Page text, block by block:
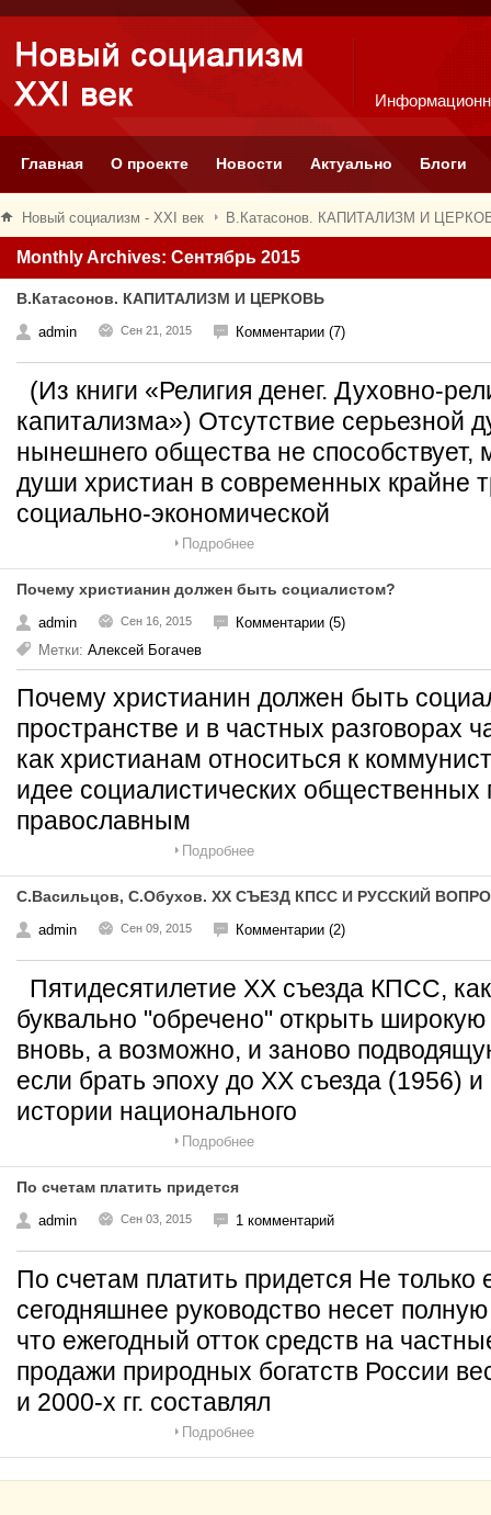
Главная О проекте Новости Актуально Блоги
Новый социализм - XXI век В.Катасонов. КАПИТАЛИЗМ И
Monthly Archives: Сентябрь 2015
В.Катасонов. КАПИТАЛИЗМ И ЦЕРКОВЬ
admin Сен 21, 2015 Комментарии (7)
(Из книги «Религия денег. Духовно-
капитализма») Отсутствие серьезной
нынешнего общества не способствует,
души христиан в современных крайне
социально-экономической
Подробнее
Почему христианин должен быть социалистом?
admin Сен 16, 2015
Комментарии (5)
Метки: Алексей Богачев
Почему христианин должен быть
пространстве и в частных разговорах
как христианам относиться к
идее социалистических общественных
православным
Подробнее
С.Васильцов, С.Обухов. XX СЪЕЗД КПСС И РУССКИЙ
admin Сен 09, 2015 Комментарии (2)
Пятидесятилетие ХХ съезда КПСС,
буквально "обречено" открыть
вновь, а возможно, и заново
если брать эпоху до ХХ съезда (1956)
истории национального
Подробнее
По счетам платить придется
admin Сен 03, 2015 1 комментарий
По счетам платить придется Не только
сегодняшнее руководство несет
что ежегодный отток средств на
продажи природных богатств России
и 2000-х гг. составлял
Подробнее